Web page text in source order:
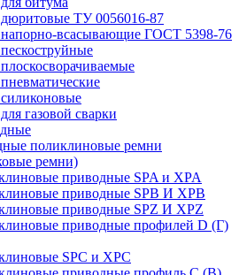
дюритовые ТУ 0056016-87
напорно-всасывающие ГОСТ 5398-76
газовой сварки
поликлиновые ремни
ремни)
приводные SPA и XPA
приводные SPB И XPB
приводные SPZ И XPZ
приводные профилей D (Г)
SPC и XPC